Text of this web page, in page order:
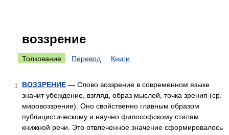
воззрение
Толкование Перевод Книги
1 ВОЗЗРЕНИЕ — Слово воззрение в современном языке
значит убеждение, взгляд, образ мыслей, точка зрения (ср.
мировоззрение). Оно свойственно главным образом
публицистическому и научно философскому стилям
книжной речи. Это отвлеченное значение сформировалось